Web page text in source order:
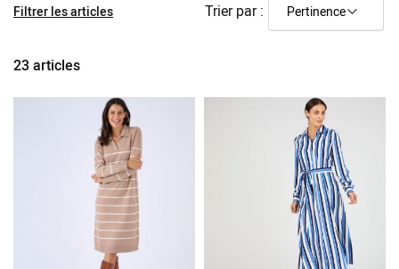
23articles
Trier par :
Filtrer les articles